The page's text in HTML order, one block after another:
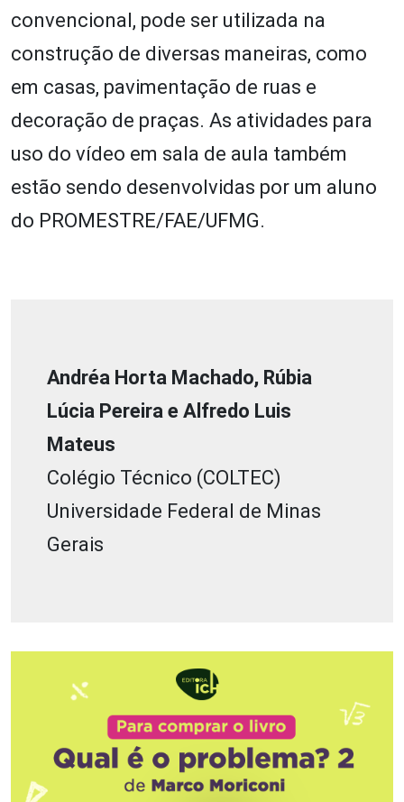
convencional, pode ser utilizada na
construção de diversas maneiras, como
em casas, pavimentação de ruas e
decoração de praças. As atividades para
uso do vídeo em sala de aula também
estão sendo desenvolvidas por um aluno
do PROMESTRE/FAE/UFMG.
Andréa Horta Machado, Rúbia
Lúcia Pereira e Alfredo Luis
Mateus
Colégio Técnico (COLTEC)
Universidade Federal de Minas
Gerais